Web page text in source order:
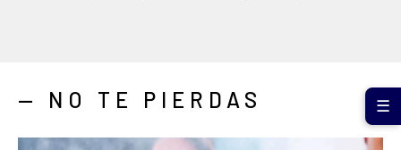
— NO TE PIERDAS ☰